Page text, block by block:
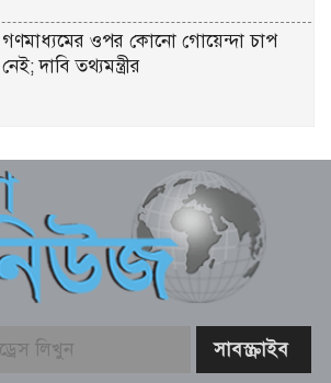
গণমাধ্যমের ওপর কোনো গোয়েন্দা চাপ
নেই; দাবি তথ্যমন্ত্রীর
পাঠালেন আসিফ মাহমুদ
আলোচিত কনটেন্ট ক্রিয়েটর রিপন মিয়া
গ্রেফতার
বিনামূল্যে চ্যাটজিপিটি ব্যবহারকারীদের জন্য